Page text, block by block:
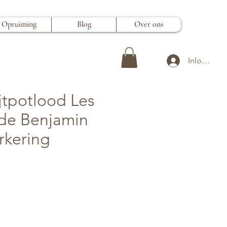
Opruiming Blog Over ons
Inloggen
Les
Benjamin